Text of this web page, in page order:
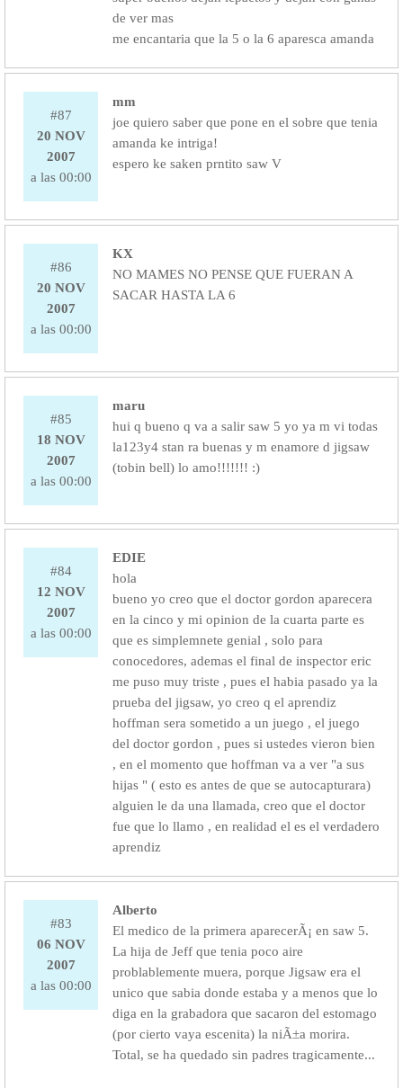
de ver mas
me encantaria que la 5 o la 6 aparesca amanda
#87
20 NOV
2007
a las 00:00
mm
joe quiero saber que pone en el sobre que tenia
amanda ke intriga!
espero ke saken prntito saw V
#86
20 NOV
2007
a las 00:00
KX
NO MAMES NO PENSE QUE FUERAN A
SACAR HASTA LA 6
#85
18 NOV
2007
a las 00:00
maru
hui q bueno q va a salir saw 5 yo ya m vi todas
la123y4 stan ra buenas y m enamore d jigsaw
(tobin bell) lo amo!!!!!!! :)
#84
12 NOV
2007
a las 00:00
EDIE
hola
bueno yo creo que el doctor gordon aparecera
en la cinco y mi opinion de la cuarta parte es
que es simplemnete genial , solo para
conocedores, ademas el final de inspector eric
me puso muy triste , pues el habia pasado ya la
prueba del jigsaw, yo creo q el aprendiz
hoffman sera sometido a un juego , el juego
del doctor gordon , pues si ustedes vieron bien
, en el momento que hoffman va a ver "a sus
hijas " ( esto es antes de que se autocapturara)
alguien le da una llamada, creo que el doctor
fue que lo llamo , en realidad el es el verdadero
aprendiz
#83
06 NOV
2007
a las 00:00
Alberto
El medico de la primera aparecerÃ¡ en saw 5.
La hija de Jeff que tenia poco aire
problablemente muera, porque Jigsaw era el
unico que sabia donde estaba y a menos que lo
diga en la grabadora que sacaron del estomago
(por cierto vaya escenita) la niÃ±a morira.
Total, se ha quedado sin padres tragicamente...